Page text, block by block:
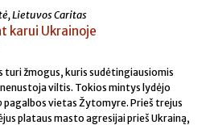
Lietuvos Caritas
karui Ukrainoje
turi žmogus, kuris sudėtingiausiomis
viltis. Tokios mintys lydėjo
pagalbos vietas Žytomyre. Prieš trejus
plataus masto agresijai prieš Ukrainą,